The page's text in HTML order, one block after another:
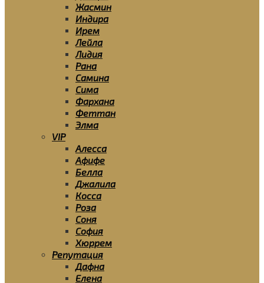
Жасмин
Индира
Ирем
Лейла
Лидия
Рана
Самина
Сима
Фархана
Феттан
Элма
VIP
Алесса
Афифе
Белла
Джалила
Косса
Роза
Соня
София
Хюррем
Репутация
Дафна
Елена